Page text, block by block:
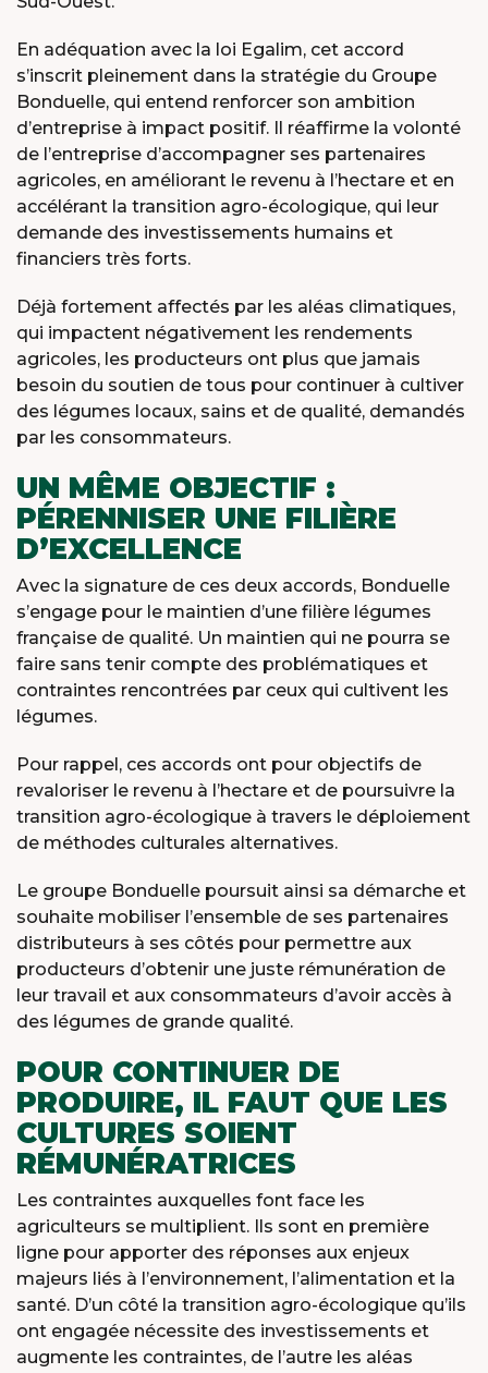
En adéquation avec la loi Egalim, cet accord
s’inscrit pleinement dans la stratégie du Groupe
Bonduelle, qui entend renforcer son ambition
d’entreprise à impact positif. Il réaffirme la volonté
de l’entreprise d’accompagner ses partenaires
agricoles, en améliorant le revenu à l’hectare et en
accélérant la transition agro-écologique, qui leur
demande des investissements humains et
financiers très forts.
Déjà fortement affectés par les aléas climatiques,
qui impactent négativement les rendements
agricoles, les producteurs ont plus que jamais
besoin du soutien de tous pour continuer à cultiver
des légumes locaux, sains et de qualité, demandés
par les consommateurs.
UN MÊME OBJECTIF :
PÉRENNISER UNE FILIÈRE
D’EXCELLENCE
Avec la signature de ces deux accords, Bonduelle
s’engage pour le maintien d’une filière légumes
française de qualité. Un maintien qui ne pourra se
faire sans tenir compte des problématiques et
contraintes rencontrées par ceux qui cultivent les
légumes.
Pour rappel, ces accords ont pour objectifs de
revaloriser le revenu à l’hectare et de poursuivre la
transition agro-écologique à travers le déploiement
de méthodes culturales alternatives.
Le groupe Bonduelle poursuit ainsi sa démarche et
souhaite mobiliser l’ensemble de ses partenaires
distributeurs à ses côtés pour permettre aux
producteurs d’obtenir une juste rémunération de
leur travail et aux consommateurs d’avoir accès à
des légumes de grande qualité.
POUR CONTINUER DE
PRODUIRE, IL FAUT QUE LES
CULTURES SOIENT
RÉMUNÉRATRICES
Les contraintes auxquelles font face les
agriculteurs se multiplient. Ils sont en première
ligne pour apporter des réponses aux enjeux
majeurs liés à l’environnement, l’alimentation et la
santé. D’un côté la transition agro-écologique qu’ils
ont engagée nécessite des investissements et
augmente les contraintes, de l’autre les aléas
MEET OUR PLANET-
FRIENDLY FOOD
PACKAGING